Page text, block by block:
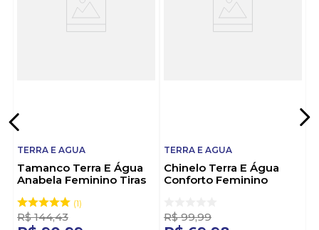
e Água: o passo perfeito para o seu dia a dia.
TERRA E AGUA
Tamanco Terra E Água
Anabela Feminino Tiras
Marrom
1
R$ 144,43
TERRA E AGUA
Chinelo Terra E Água
Conforto Feminino
R$ 99,99